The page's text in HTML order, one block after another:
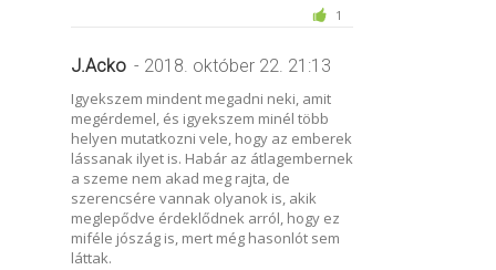
1
J.Acko - 2018. október 22. 21:13
Igyekszem mindent megadni neki, amit
megérdemel, és igyekszem minél több
helyen mutatkozni vele, hogy az emberek
lássanak ilyet is. Habár az átlagembernek
a szeme nem akad meg rajta, de
szerencsére vannak olyanok is, akik
meglepődve érdeklődnek arról, hogy ez
miféle jószág is, mert még hasonlót sem
láttak.